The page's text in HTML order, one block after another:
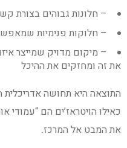
– חלונות גבוהים בצורת
– חלוקות פנימיות
– מיקום מדויק שמייצר
את זה ומחזקים את ההיכל
התוצאה היא תחושה אדריכלית
כאילו הויטראז’ים הם “עמודי
את המבט אל המרכז.